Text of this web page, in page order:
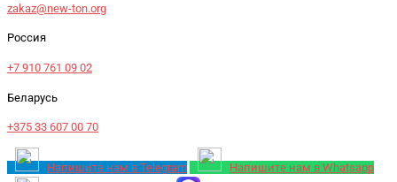
zakaz@new-ton.org
Россия
+7 910 761 09 02
Беларусь
+375 33 607 00 70
Напишите нам в Telegram Напишите нам в Whatsapp